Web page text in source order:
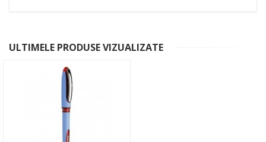
ULTIMELE PRODUSE VIZUALIZATE